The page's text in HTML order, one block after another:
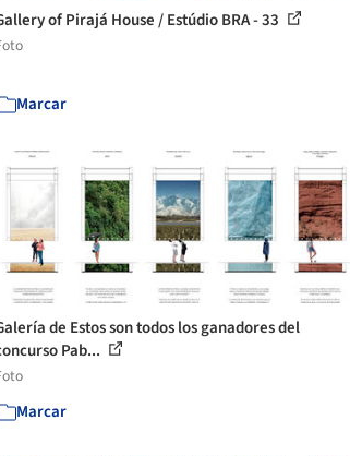
of Pirajá House / Estúdio BRA - 33
Marcar
de Estos son todos los ganadores del
Pab...
Marcar